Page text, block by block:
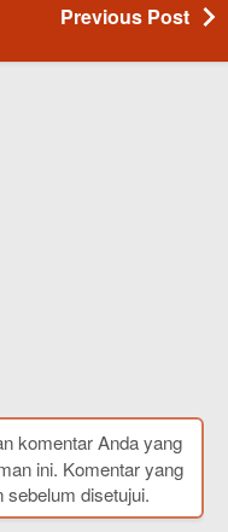
Previous Post
komentar Anda yang
ini. Komentar yang
sebelum disetujui.